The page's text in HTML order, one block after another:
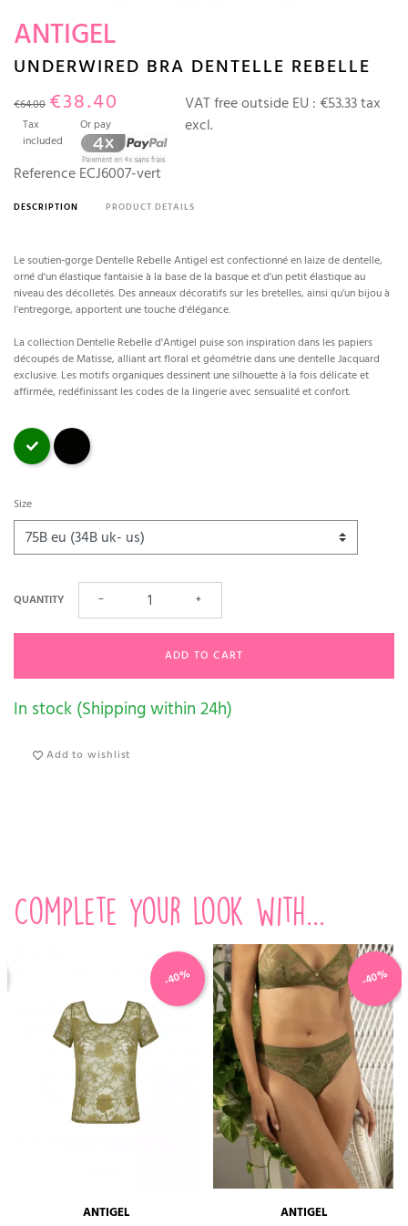
ANTIGEL
UNDERWIRED BRA DENTELLE REBELLE
€64.00 €38.40
Tax
included
Or pay
VAT free outside EU :€53.33 tax
excl.
Reference ECJ6007-vert
DESCRIPTION PRODUCT DETAILS
Le soutien-gorge Dentelle Rebelle Antigel est confectionné en laize de dentelle,
orné d'un élastique fantaisie à la base de la basque et d'un petit élastique au
niveau des décolletés. Des anneaux décoratifs sur les bretelles, ainsi qu’un bijou à
l’entregorge, apportent une touche d'élégance.
La collection Dentelle Rebelle d'Antigel puise son inspiration dans les papiers
découpés de Matisse, alliant art floral et géométrie dans une dentelle Jacquard
exclusive. Les motifs organiques dessinent une silhouette à la fois délicate et
affirmée, redéfinissant les codes de la lingerie avec sensualité et confort.
Green Black
Size
QUANTITY − +
ADD TO CART
In stock (Shipping within 24h)
Add to wishlist
Complete your look with...
ANTIGEL
-40%
ANTIGEL
-40%